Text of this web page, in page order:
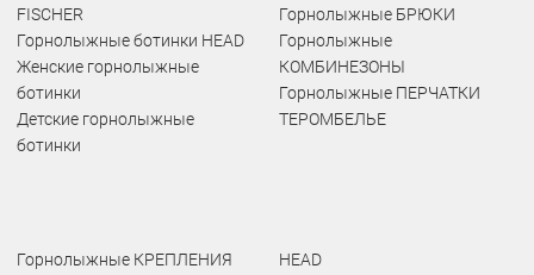
FISCHER
Горнолыжные ботинки HEAD
Женские горнолыжные
ботинки
Детские горнолыжные
ботинки
Горнолыжные БРЮКИ
Горнолыжные
КОМБИНЕЗОНЫ
Горнолыжные ПЕРЧАТКИ
ТЕРОМБЕЛЬЕ
Горнолыжные КРЕПЛЕНИЯ
HEAD